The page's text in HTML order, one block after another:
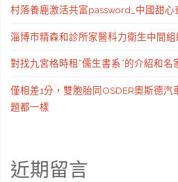
村落養鹿激活共富password_中國甜心
淄博市精森和診所家醫科力衛生中間
對找九宮格時租“儒生書系”的介紹和名
僅相差1分，雙胞胎同OSDER奧斯德
題都一樣
近期留言